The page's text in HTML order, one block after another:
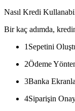
Nasıl Kredi
Bir kaç adımda,
1 Sepetini
2Ödeme
3Banka
4Siparişin